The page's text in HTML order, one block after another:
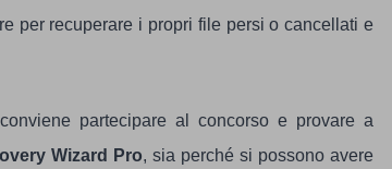
per recuperare i propri file persi o cancellati e
partecipare al concorso e provare a
Wizard Pro, sia perché si possono avere